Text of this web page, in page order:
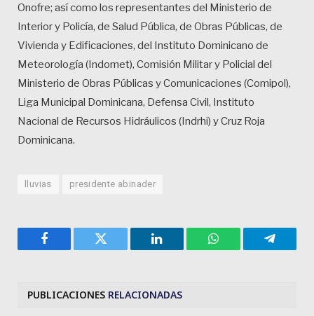
Onofre; así como los representantes del Ministerio de
Interior y Policía, de Salud Pública, de Obras Públicas, de
Vivienda y Edificaciones, del Instituto Dominicano de
Meteorología (Indomet), Comisión Militar y Policial del
Ministerio de Obras Públicas y Comunicaciones (Comipol),
Liga Municipal Dominicana, Defensa Civil, Instituto
Nacional de Recursos Hidráulicos (Indrhi) y Cruz Roja
Dominicana.
lluvias presidente abinader
Facebook Twitter LinkedIn WhatsApp
PUBLICACIONES RELACIONADAS